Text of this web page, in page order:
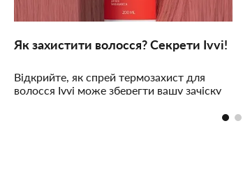
Як захистити волосся? Секрети Ivvi!
Відкрийте, як спрей термозахист для
волосся Ivvi може зберегти вашу зачіску